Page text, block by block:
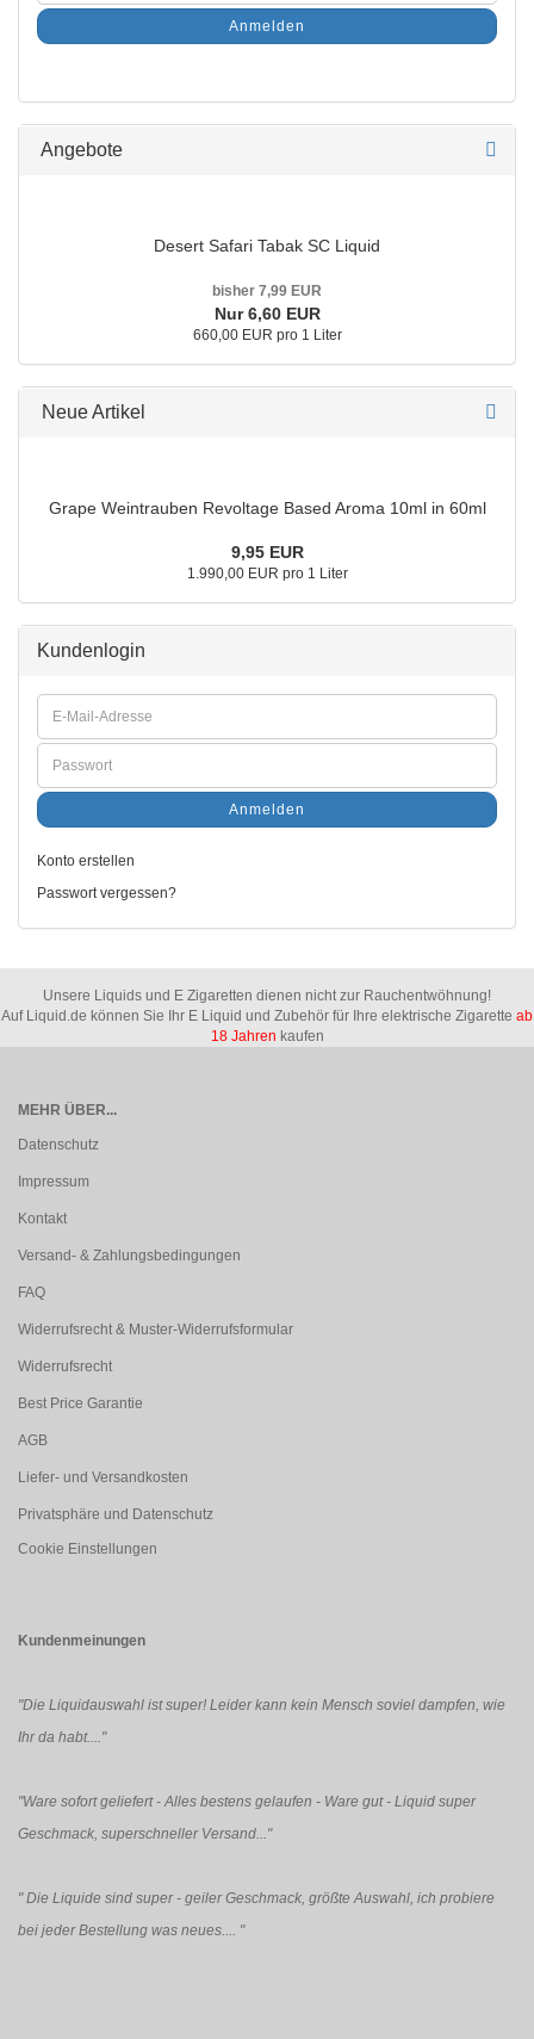
Anmelden
Angebote
Desert Safari Tabak SC Liquid
bisher 7,99 EUR
Nur 6,60 EUR
660,00 EUR pro 1 Liter
Neue Artikel
Grape Weintrauben Revoltage Based Aroma 10ml in 60ml
9,95 EUR
1.990,00 EUR pro 1 Liter
Kundenlogin
Anmelden
Konto erstellen
Passwort vergessen?
Unsere Liquids und E Zigaretten dienen nicht zur Rauchentwöhnung!
Auf Liquid.de können Sie Ihr E Liquid und Zubehör für Ihre elektrische Zigarette ab
18 Jahren kaufen
MEHR ÜBER...
Datenschutz
Impressum
Kontakt
Versand- & Zahlungsbedingungen
FAQ
Widerrufsrecht & Muster-Widerrufsformular
Widerrufsrecht
Best Price Garantie
AGB
Liefer- und Versandkosten
Privatsphäre und Datenschutz
Cookie Einstellungen
Kundenmeinungen
"Die Liquidauswahl ist super! Leider kann kein Mensch soviel dampfen, wie
Ihr da habt...."
"Ware sofort geliefert - Alles bestens gelaufen - Ware gut - Liquid super
Geschmack, superschneller Versand..."
"Die Liquide sind super - geiler Geschmack, größte Auswahl, ich probiere
bei jeder Bestellung was neues.... "